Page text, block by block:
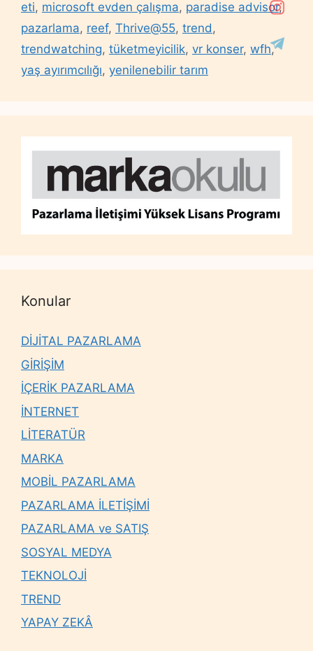
eti, microsoft evden çalışma, paradise advisor,
pazarlama, reef, Thrive@55, trend ,
trendwatching, tüketmeyicilik, vr konser, wfh,
yaş ayırımcılığı, yenilenebilir tarım
Konular
DİJİTAL PAZARLAMA
GİRİŞİM
İÇERİK PAZARLAMA
İNTERNET
LİTERATÜR
MARKA
MOBİL PAZARLAMA
PAZARLAMA İLETİŞİMİ
PAZARLAMA ve SATIŞ
SOSYAL MEDYA
TEKNOLOJİ
TREND
YAPAY ZEKÂ